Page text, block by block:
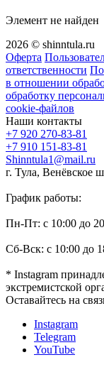
Элемент не найден
2026 © shinntula.ru
Оферта
ответственности
в отношении
обработку
cookie-файлов
Наши контакты
+7 920 270-83-81
+7 910 151-83-81
Shinntula1@mail.ru
г. Тула, Венёвское
График работы:
Пн-Пт: с 10:00 до
Сб-Вск: с 10:00 до
* Instagram
экстремистской
Оставайтесь на
Instagram
Telegram
YouTube